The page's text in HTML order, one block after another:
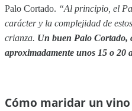
Palo Cortado. “Al principio, el
carácter y la complejidad de
crianza. Un buen Palo Cortado,
aproximadamente unos 15 o 20
Cómo maridar un